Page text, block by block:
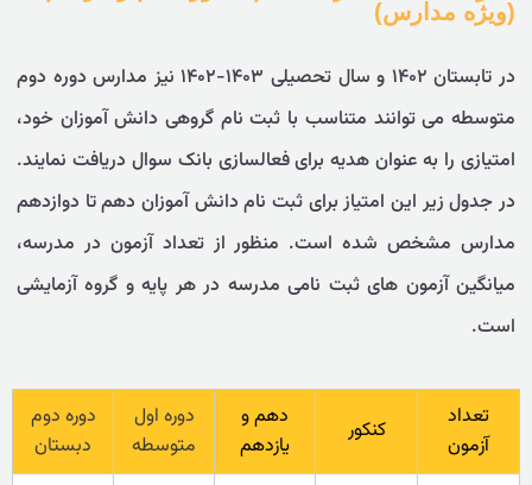
(ویژه مدارس)
در تابستان ۱۴۰۲ و سال تحصیلی ۱۴۰۳-۱۴۰۲ نیز مدارس دوره دوم
متوسطه می توانند متناسب با ثبت نام گروهی دانش آموزان خود،
امتیازی را به عنوان هدیه برای فعالسازی بانک سوال دریافت نمایند.
در جدول زیر این امتیاز برای ثبت نام دانش آموزان دهم تا دوازدهم
مدارس مشخص شده است. منظور از تعداد آزمون در مدرسه،
میانگین آزمون های ثبت نامی مدرسه در هر پایه و گروه آزمایشی
است.
تعداد
آزمون
کنکور
دهم و
یازدهم
دوره اول
متوسطه
دوره دوم
دبستان